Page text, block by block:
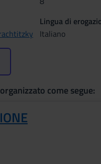
Lingua di
Italiano
come segue: